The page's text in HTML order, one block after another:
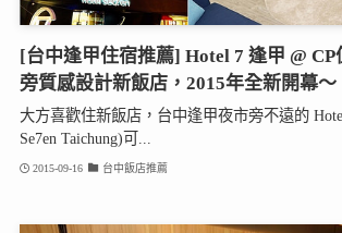
[台中逢甲住宿推薦] Hotel 7 逢甲 @
旁質感設計新飯店，2015年全新開幕～
大方喜歡住新飯店，台中逢甲夜市旁不遠的
Se7en Taichung)可...
2015-09-16 台中飯店推薦